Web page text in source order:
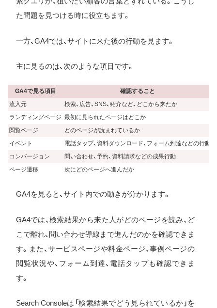
た問題を見つける時に役立ちます。
一方、GA4では、サイトに来た後の行動を見ます。
主に見るのは、次のような項目です。
GA4で見る項目
確認すること
流入元
検索、広告、SNS、紹介など、どこから来たか
ランディングページ 最初に見られたページはどこか
閲覧ページ
どのページが読まれているか
イベント
電話タップ、資料ダウンロード、フォーム到達などの行動
コンバージョン
問い合わせ、予約、資料請求などの成果行動
ページ遷移
次にどのページへ進んだか
GA4を見ると、サイト内での動きが分かります。
GA4では、検索結果から来た人がどのページを読み、ど
こで離れ、問い合わせ導線まで進んだのかを確認できま
す。また、サービスページや料金ページ、事例ページの
閲覧状況や、フォーム到達、電話タップも確認できま
す。
Search Consoleは「検索結果でどう見られているか」を